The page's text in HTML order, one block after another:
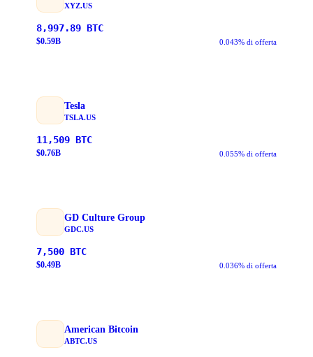
XYZ.US
8,997.89 BTC
$0.59B 0.043% di offerta
Tesla
TSLA.US
11,509 BTC
$0.76B 0.055% di offerta
GD Culture Group
GDC.US
7,500 BTC
$0.49B 0.036% di offerta
American Bitcoin
ABTC.US